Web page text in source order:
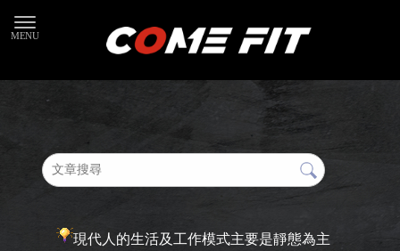
現代人的生活及工作模式主要是靜態為主